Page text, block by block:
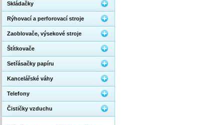
Skládačky
Rýhovací a perforovací stroje
Zaoblovače, výsekové stroje
Štítkovače
Setřásačky papíru
Kancelářské váhy
Telefony
Čističky vzduchu